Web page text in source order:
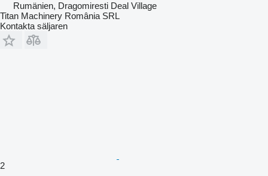
Rumänien, Dragomiresti Deal Village
Titan Machinery România SRL
Kontakta säljaren
2